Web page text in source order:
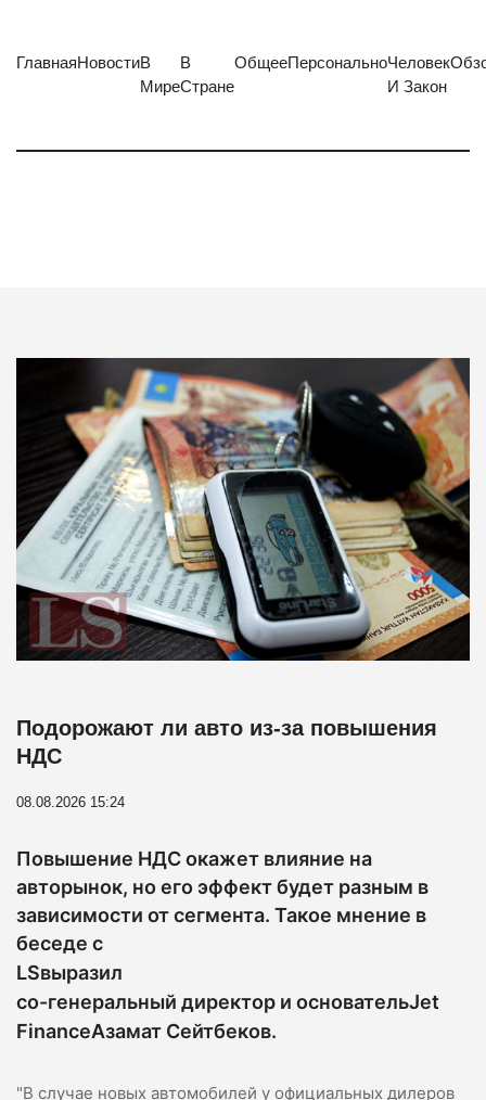
ГлавнаяНовостиВ
Мире
В
Стране
ОбщееПерсональноЧеловек
И Закон
Подорожают ли авто из-за повышения
НДС
08.08.2026 15:24
Повышение НДС окажет влияние на
авторынок, но его эффект будет разным в
зависимости от сегмента. Такое мнение в
беседе с
LSвыразил
со-генеральный директор и основательJet
FinanceАзамат Сейтбеков.
"В случае новых автомобилей у официальных дилеров